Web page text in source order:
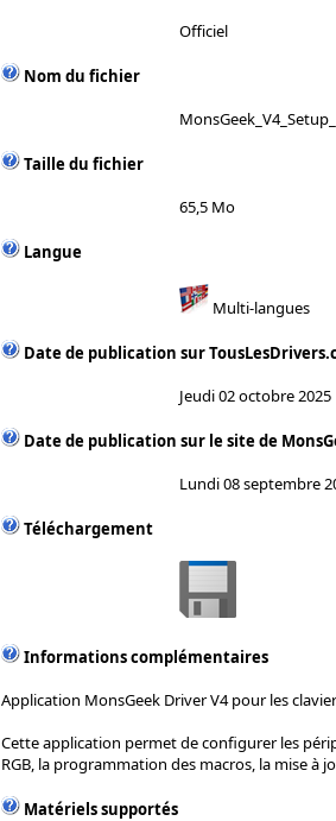
Officiel
Nom du fichier
Taille du fichier
65,5 Mo
Langue
Multi-langues
Date de publication sur
Jeudi 02 octobre 2025
Date de publication sur le site de
Lundi 08 septembre
Téléchargement
Informations complémentaires
Application MonsGeek Driver V4 pour les
Cette application permet de configurer les
RGB, la programmation des macros, la mise à
Matériels supportés